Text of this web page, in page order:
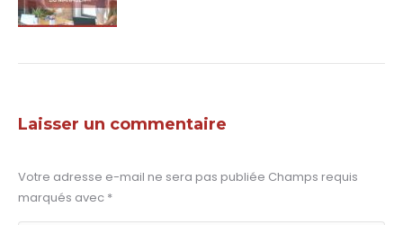
Laisser un commentaire
Votre adresse e-mail ne sera pas publiée Champs requis
marqués avec *